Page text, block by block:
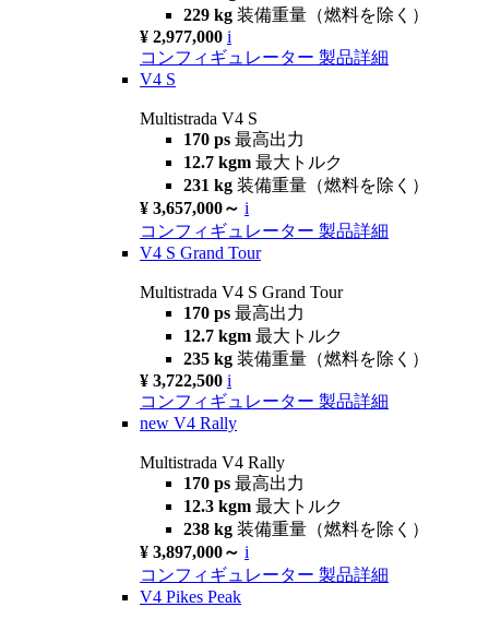
229 kg 装備重量（燃料を除く）
¥ 2,977,000 i
コンフィギュレーター 製品詳細
V4 S
Multistrada V4 S
170 ps 最高出力
12.7 kgm 最大トルク
231 kg 装備重量（燃料を除く）
¥ 3,657,000～ i
コンフィギュレーター 製品詳細
V4 S Grand Tour
Multistrada V4 S Grand Tour
170 ps 最高出力
12.7 kgm 最大トルク
235 kg 装備重量（燃料を除く）
¥ 3,722,500 i
コンフィギュレーター 製品詳細
new V4 Rally
Multistrada V4 Rally
170 ps 最高出力
12.3 kgm 最大トルク
238 kg 装備重量（燃料を除く）
¥ 3,897,000～ i
コンフィギュレーター 製品詳細
V4 Pikes Peak